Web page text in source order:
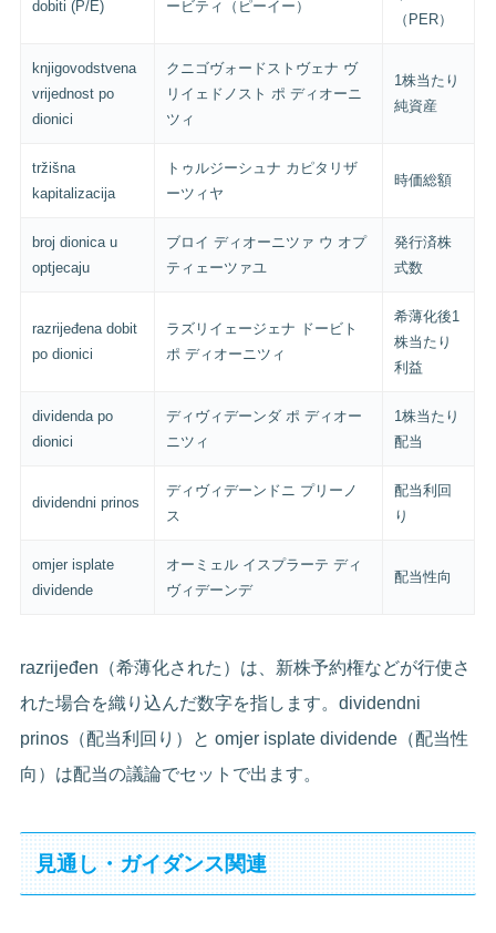
dobiti (P/E)
ービティ（ピーイー）
（PER）
knjigovodstvena
vrijednost po
dionici
クニゴヴォードストヴェナ ヴ
リイェドノスト ポ ディオーニ
ツィ
1株当たり
純資産
tržišna
kapitalizacija
トゥルジーシュナ カピタリザ
ーツィヤ
時価総額
broj dionica u
optjecaju
ブロイ ディオーニツァ ウ オプ
ティェーツァユ
発行済株
式数
razrijeđena dobit
po dionici
ラズリイェージェナ ドービト
ポ ディオーニツィ
希薄化後1
株当たり
利益
dividenda po
dionici
ディヴィデーンダ ポ ディオー
ニツィ
1株当たり
配当
dividendni prinos
ディヴィデーンドニ プリーノ
ス
配当利回
り
omjer isplate
dividende
オーミェル イスプラーテ ディ
ヴィデーンデ
配当性向
razrijeđen（希薄化された）は、新株予約権などが行使さ
れた場合を織り込んだ数字を指します。dividendni
prinos（配当利回り）と omjer isplate dividende（配当性
向）は配当の議論でセットで出ます。
見通し・ガイダンス関連